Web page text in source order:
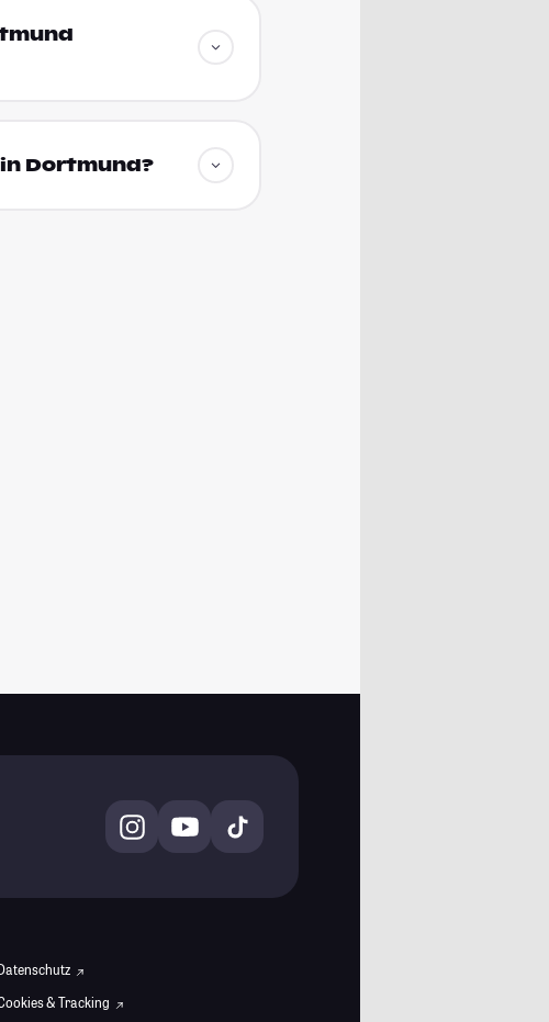
Dortmund?
& Tracking